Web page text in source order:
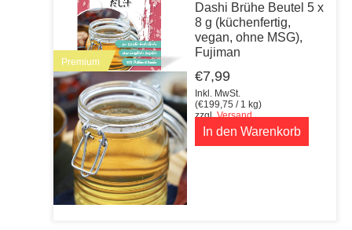
Premium
Dashi Brühe Beutel 5 x
8 g (küchenfertig,
vegan, ohne MSG),
Fujiman
€7,99
Inkl. MwSt.
(€199,75 / 1 kg)
zzgl.Versand
In den Warenkorb